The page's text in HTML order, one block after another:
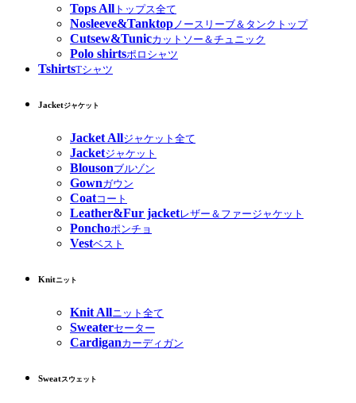
Tops All トップス全て
Nosleeve&Tanktop ノースリーブ＆タンクトップ
Cutsew&Tunicカットソー＆チュニック
Polo shirtsポロシャツ
TshirtsTシャツ
Jacketジャケット
Jacket Allジャケット全て
Jacketジャケット
Blousonブルゾン
Gownガウン
Coatコート
Leather&Fur jacketレザー＆ファージャケット
Ponchoポンチョ
Vestベスト
Knitニット
Knit Allニット全て
Sweaterセーター
Cardiganカーディガン
Sweatスウェット